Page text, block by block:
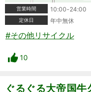
営業時間
10:00-24:00
定休日 年中無休
#その他リサイクル
10
ぐるぐる大帝国牛